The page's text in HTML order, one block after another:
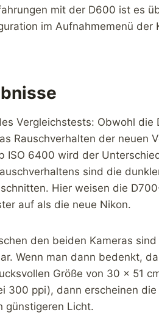
mit der D600 ist es
im Aufnahmemenü der
Vergleichstests: Obwohl
Rauschverhalten der neuen
ISO 6400 wird der
sind die
Hier weisen die
auf als die neue Nikon.
den beiden Kameras
Wenn man dann bedenkt,
Größe von 30 x 51
300 ppi), dann erscheinen
günstigeren Licht.